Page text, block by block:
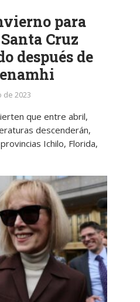
para
Cruz
después de
de 2023
que entre abril,
descenderán,
Ichilo, Florida,